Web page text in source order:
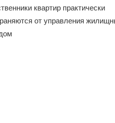
квартир практически
от управления